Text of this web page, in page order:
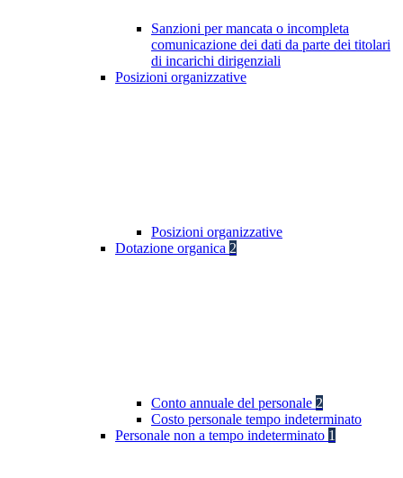
Sanzioni per mancata o incompleta
comunicazione dei dati da parte dei titolari
di incarichi dirigenziali
Posizioni organizzative
Posizioni organizzative
Dotazione organica 2
Conto annuale del personale 2
Costo personale tempo indeterminato
Personale non a tempo indeterminato 1